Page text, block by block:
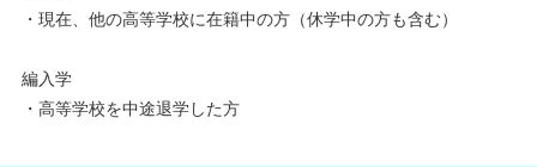
・現在、他の高等学校に在籍中の方（休学中の方も含む）
編入学
・高等学校を中途退学した方